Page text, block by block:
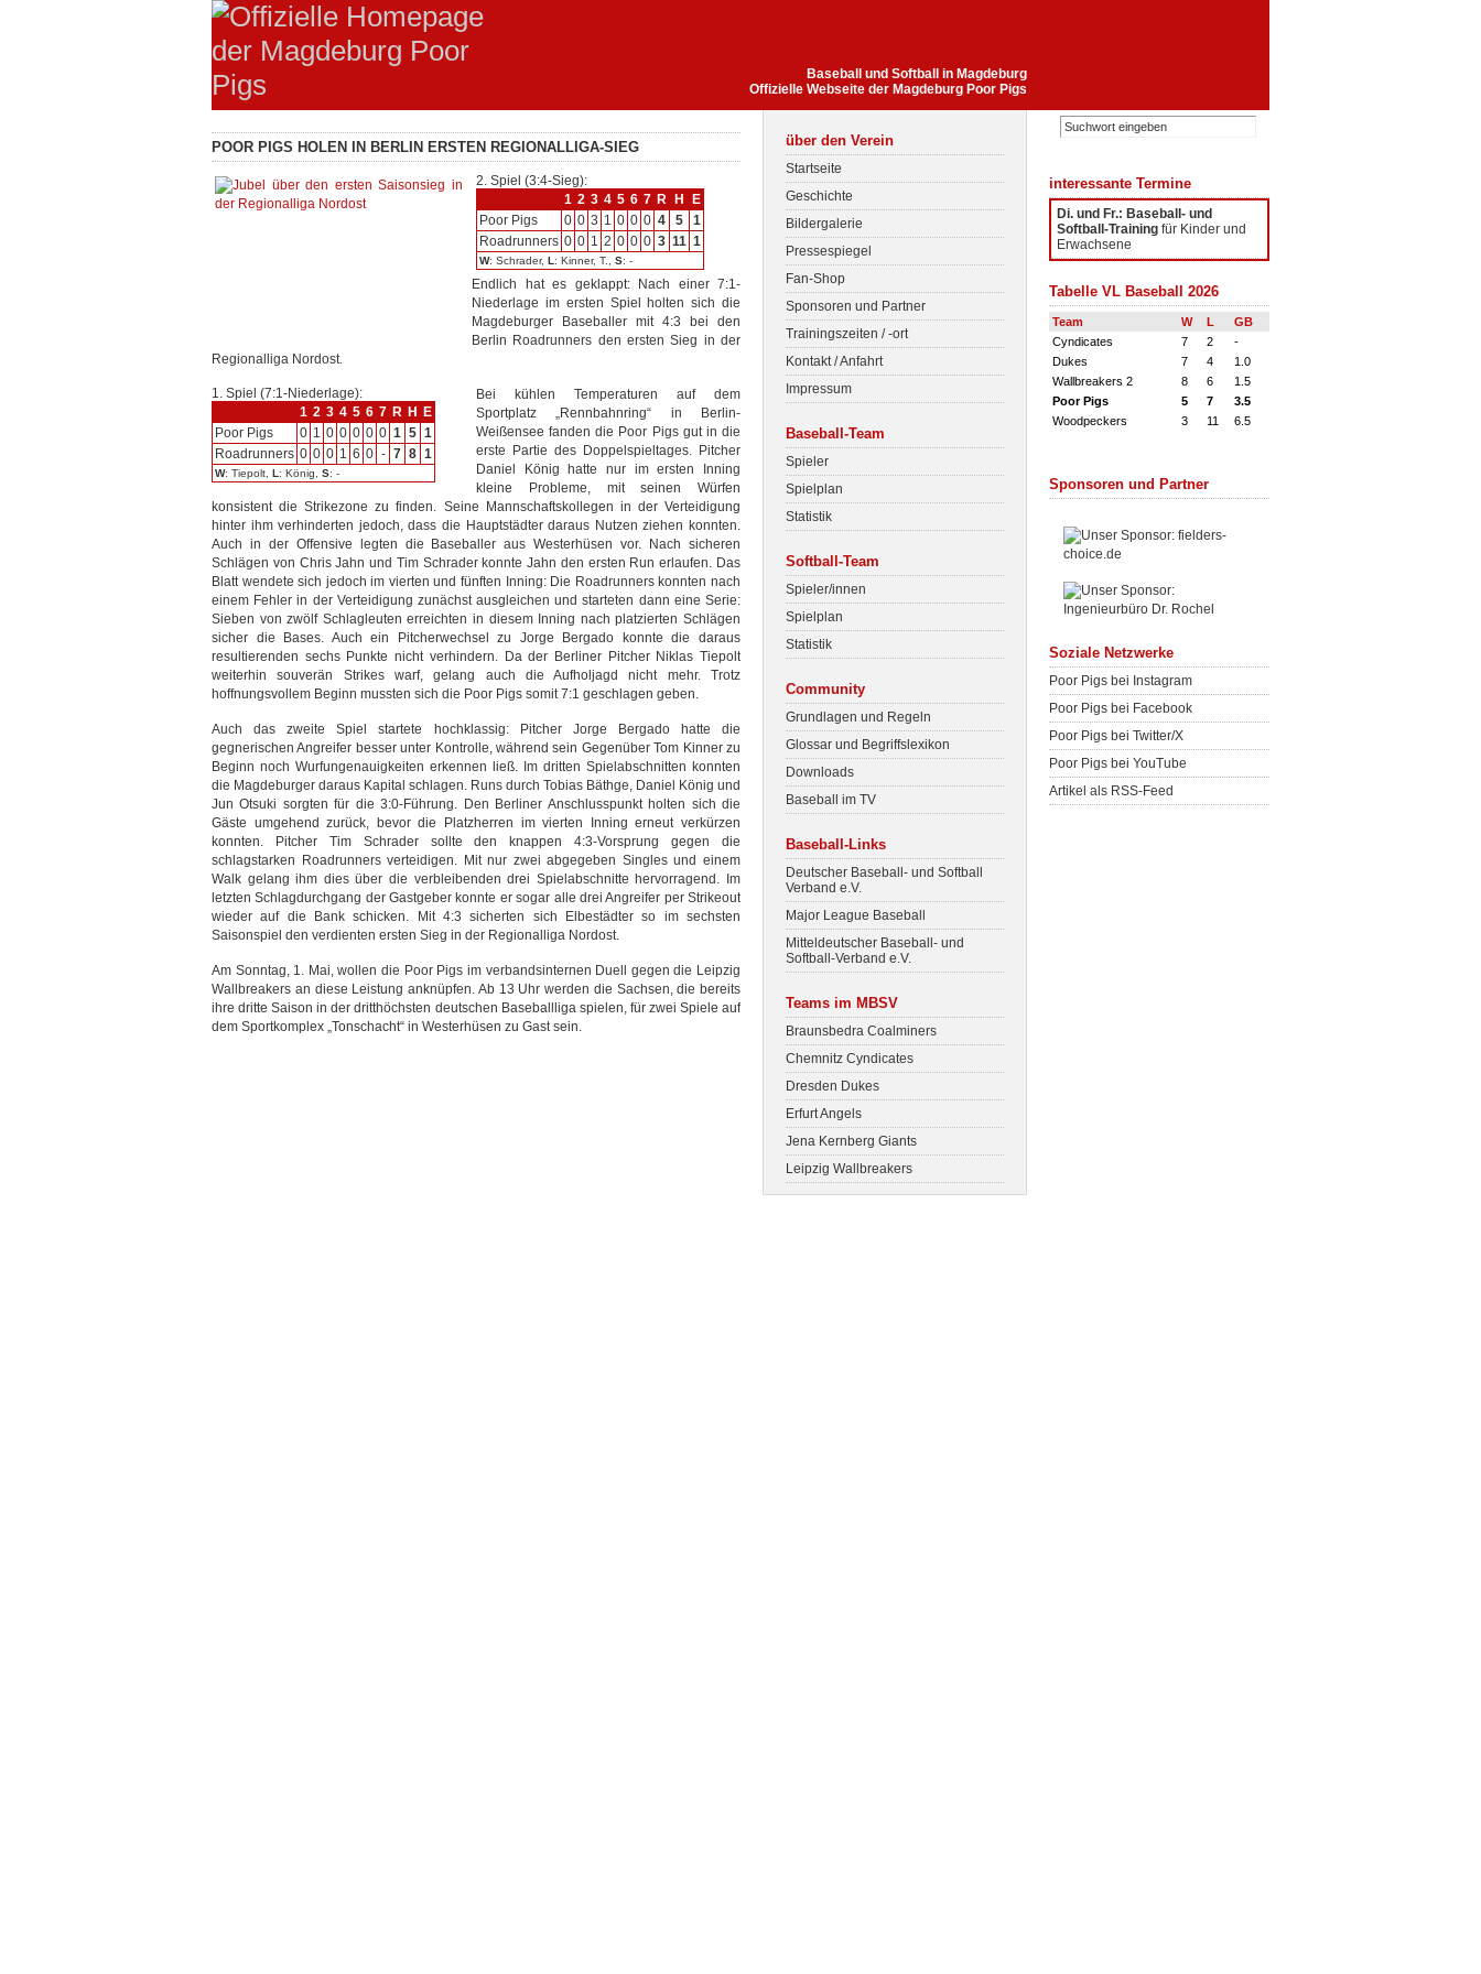
Baseball und Softball in Magdeburg
Offizielle Webseite der Magdeburg Poor Pigs
POOR PIGS HOLEN IN BERLIN ERSTEN REGIONALLIGA-SIEG
2. Spiel (3:4-Sieg):
1 2 3 4 5 6 7 R H
E
Poor Pigs
0 0 3 1 0 0 0 4 5
1
Roadrunners 0 0 1 2 0 0 0 3 11 1
W: Schrader, L : Kinner, T., S: -
Endlich hat es geklappt: Nach einer 7:1-
Niederlage im ersten Spiel holten sich die
Magdeburger Baseballer mit 4:3 bei den
Berlin Roadrunners den ersten Sieg in der
Regionalliga Nordost.
1. Spiel (7:1-Niederlage):
1 2 3 4 5 6 7 R H
E
Poor Pigs
0 1 0 0 0 0 0 1 5 1
Roadrunners 0 0 0 1 6 0 - 7 8 1
W: Tiepolt, L : König, S: -
Bei kühlen Temperaturen auf dem
Sportplatz „Rennbahnring“ in Berlin-
Weißensee fanden die Poor Pigs gut in die
erste Partie des Doppelspieltages. Pitcher
Daniel König hatte nur im ersten Inning
kleine Probleme, mit seinen Würfen
konsistent die Strikezone zu finden. Seine Mannschaftskollegen in der Verteidigung
hinter ihm verhinderten jedoch, dass die Hauptstädter daraus Nutzen ziehen konnten.
Auch in der Offensive legten die Baseballer aus Westerhüsen vor. Nach sicheren
Schlägen von Chris Jahn und Tim Schrader konnte Jahn den ersten Run erlaufen. Das
Blatt wendete sich jedoch im vierten und fünften Inning: Die Roadrunners konnten nach
einem Fehler in der Verteidigung zunächst ausgleichen und starteten dann eine Serie:
Sieben von zwölf Schlagleuten erreichten in diesem Inning nach platzierten Schlägen
sicher die Bases. Auch ein Pitcherwechsel zu Jorge Bergado konnte die daraus
resultierenden sechs Punkte nicht verhindern. Da der Berliner Pitcher Niklas Tiepolt
weiterhin souverän Strikes warf, gelang auch die Aufholjagd nicht mehr. Trotz
hoffnungsvollem Beginn mussten sich die Poor Pigs somit 7:1 geschlagen geben.
Auch das zweite Spiel startete hochklassig: Pitcher Jorge Bergado hatte die
gegnerischen Angreifer besser unter Kontrolle, während sein Gegenüber Tom Kinner zu
Beginn noch Wurfungenauigkeiten erkennen ließ. Im dritten Spielabschnitten konnten
die Magdeburger daraus Kapital schlagen. Runs durch Tobias Bäthge, Daniel König und
Jun Otsuki sorgten für die 3:0-Führung. Den Berliner Anschlusspunkt holten sich die
Gäste umgehend zurück, bevor die Platzherren im vierten Inning erneut verkürzen
konnten. Pitcher Tim Schrader sollte den knappen 4:3-Vorsprung gegen die
schlagstarken Roadrunners verteidigen. Mit nur zwei abgegeben Singles und einem
Walk gelang ihm dies über die verbleibenden drei Spielabschnitte hervorragend. Im
letzten Schlagdurchgang der Gastgeber konnte er sogar alle drei Angreifer per Strikeout
wieder auf die Bank schicken. Mit 4:3 sicherten sich Elbestädter so im sechsten
Saisonspiel den verdienten ersten Sieg in der Regionalliga Nordost.
Am Sonntag, 1. Mai, wollen die Poor Pigs im verbandsinternen Duell gegen die Leipzig
Wallbreakers an diese Leistung anknüpfen. Ab 13 Uhr werden die Sachsen, die bereits
ihre dritte Saison in der dritthöchsten deutschen Baseballliga spielen, für zwei Spiele auf
dem Sportkomplex „Tonschacht“ in Westerhüsen zu Gast sein.
über den Verein
Startseite
Geschichte
Bildergalerie
Pressespiegel
Fan-Shop
Sponsoren und Partner
Trainingszeiten / -ort
Kontakt / Anfahrt
Impressum
Baseball-Team
Spieler
Spielplan
Statistik
Softball-Team
Spieler/innen
Spielplan
Statistik
Community
Grundlagen und Regeln
Glossar und Begriffslexikon
Downloads
Baseball im TV
Baseball-Links
Deutscher Baseball- und Softball
Verband e.V.
Major League Baseball
Mitteldeutscher Baseball- und
Softball-Verband e.V.
Teams im MBSV
Braunsbedra Coalminers
Chemnitz Cyndicates
Dresden Dukes
Erfurt Angels
Jena Kernberg Giants
Leipzig Wallbreakers
interessante Termine
Di. und Fr.: Baseball- und
Softball-Training für Kinder und
Erwachsene
Tabelle VL Baseball 2026
Team W L
GB
Cyndicates
7 2
-
Dukes
7 4
1.0
Wallbreakers 2
8 6
1.5
Poor Pigs
5 7
3.5
Woodpeckers
3 11 6.5
Sponsoren und Partner
Soziale Netzwerke
Poor Pigs bei Instagram
Poor Pigs bei Facebook
Poor Pigs bei Twitter/X
Poor Pigs bei YouTube
Artikel als RSS-Feed